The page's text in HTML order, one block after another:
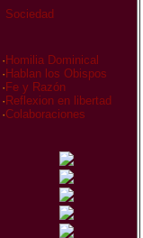
Sociedad
· Homilia Dominical
· Hablan los Obispos
· Fe y Razón
· Reflexion en libertad
·Colaboraciones